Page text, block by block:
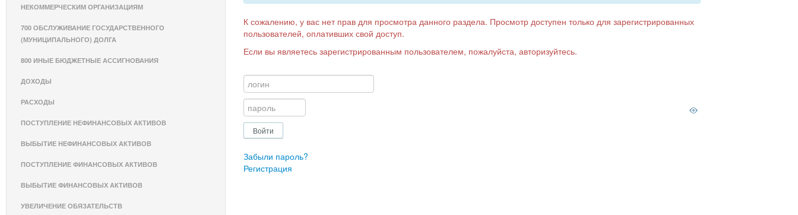
НЕКОММЕРЧЕСКИМ ОРГАНИЗАЦИЯМ
700 ОБСЛУЖИВАНИЕ ГОСУДАРСТВЕННОГО
(МУНИЦИПАЛЬНОГО) ДОЛГА
800 ИНЫЕ БЮДЖЕТНЫЕ АССИГНОВАНИЯ
ДОХОДЫ
РАСХОДЫ
ПОСТУПЛЕНИЕ НЕФИНАНСОВЫХ АКТИВОВ
ВЫБЫТИЕ НЕФИНАНСОВЫХ АКТИВОВ
ПОСТУПЛЕНИЕ ФИНАНСОВЫХ АКТИВОВ
ВЫБЫТИЕ ФИНАНСОВЫХ АКТИВОВ
УВЕЛИЧЕНИЕ ОБЯЗАТЕЛЬСТВ
К сожалению, у вас нет прав для просмотра данного раздела. Просмотр доступен только для зарегистрированных
пользователей, оплативших свой доступ.
Если вы являетесь зарегистрированным пользователем, пожалуйста, авторизуйтесь.
Забыли пароль?
Регистрация